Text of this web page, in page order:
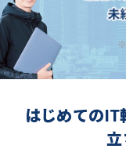
はじめてのIT
立